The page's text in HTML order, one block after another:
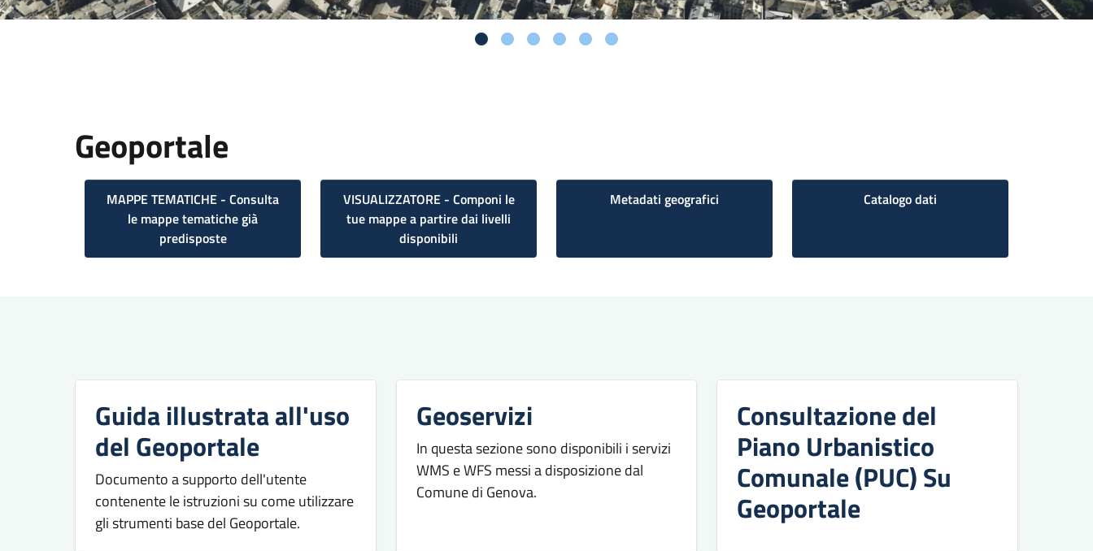
Geoportale
MAPPE TEMATICHE - Consulta
le mappe tematiche già
predisposte
VISUALIZZATORE - Componi le
tue mappe a partire dai livelli
disponibili
Metadati geografici Catalogo dati
Guida illustrata all'uso
del Geoportale
Documento a supporto dell'utente
contenente le istruzioni su come utilizzare
gli strumenti base del Geoportale.
Geoservizi
In questa sezione sono disponibili i servizi
WMS e WFS messi a disposizione dal
Comune di Genova.
Consultazione del
Piano Urbanistico
Comunale (PUC) Su
Geoportale